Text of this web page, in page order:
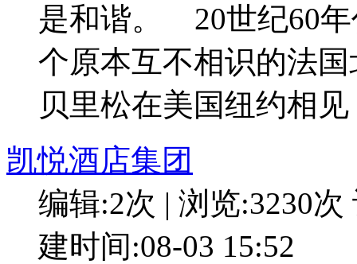
是和谐。 20世纪60
个原本互不相识的法
贝里松在美国纽约相
凯悦酒店集团
编辑:2次 | 浏览:3230次
建时间:08-03 15:52